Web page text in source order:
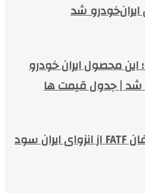
ایران‌خودرو شد
این محصول ایران خودرو
شد | جدول قیمت ها
یک اقتصاددان: مخالفان FATF از انزوای ایران سود